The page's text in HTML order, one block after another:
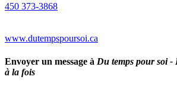
450 373-3868
www.dutempspoursoi.ca
Envoyer un message à Du temps pour soi -
à la fois